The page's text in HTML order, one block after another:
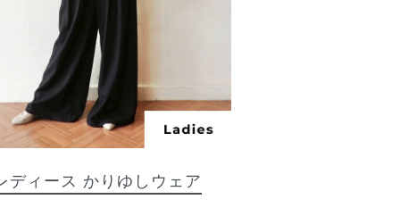
ディース かりゆしウェア